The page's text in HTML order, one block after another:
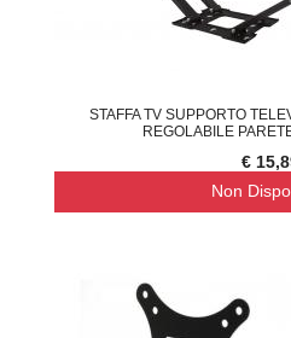
STAFFA TV SUPPORTO
REGOLABILE
€
Non